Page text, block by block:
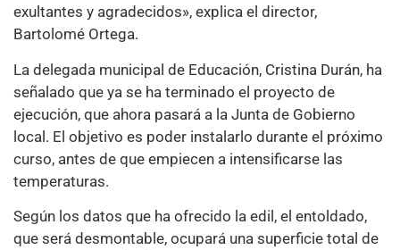
exultantes y agradecidos», explica el director,
Bartolomé Ortega.
La delegada municipal de Educación, Cristina Durán, ha
señalado que ya se ha terminado el proyecto de
ejecución, que ahora pasará a la Junta de Gobierno
local. El objetivo es poder instalarlo durante el próximo
curso, antes de que empiecen a intensificarse las
temperaturas.
Según los datos que ha ofrecido la edil, el entoldado,
que será desmontable, ocupará una superficie total de